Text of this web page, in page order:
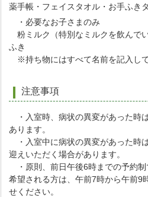
薬手帳・フェイスタオル・お手ふき
・必要なお子さまのみ
粉ミルク（特別なミルクを飲んで
ふき
※持ち物にはすべて名前を記入して
注意事項
・入室時、病状の異変があった時
あります。
・入室中に病状の異変があった時
迎えいただく場合があります。
・原則、前日午後6時までの予約
希望される方は、午前7時から午前9
せください。